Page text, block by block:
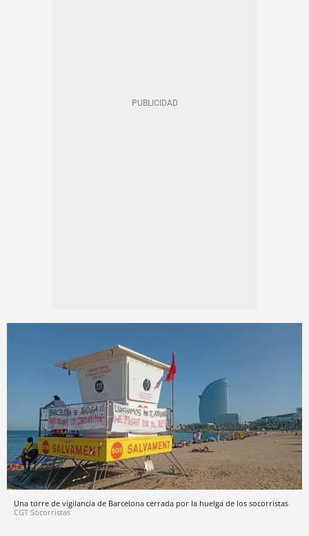
Una torre de vigilancia de Barcelona cerrada por la huelga de los socorristas
CGT Socorristas